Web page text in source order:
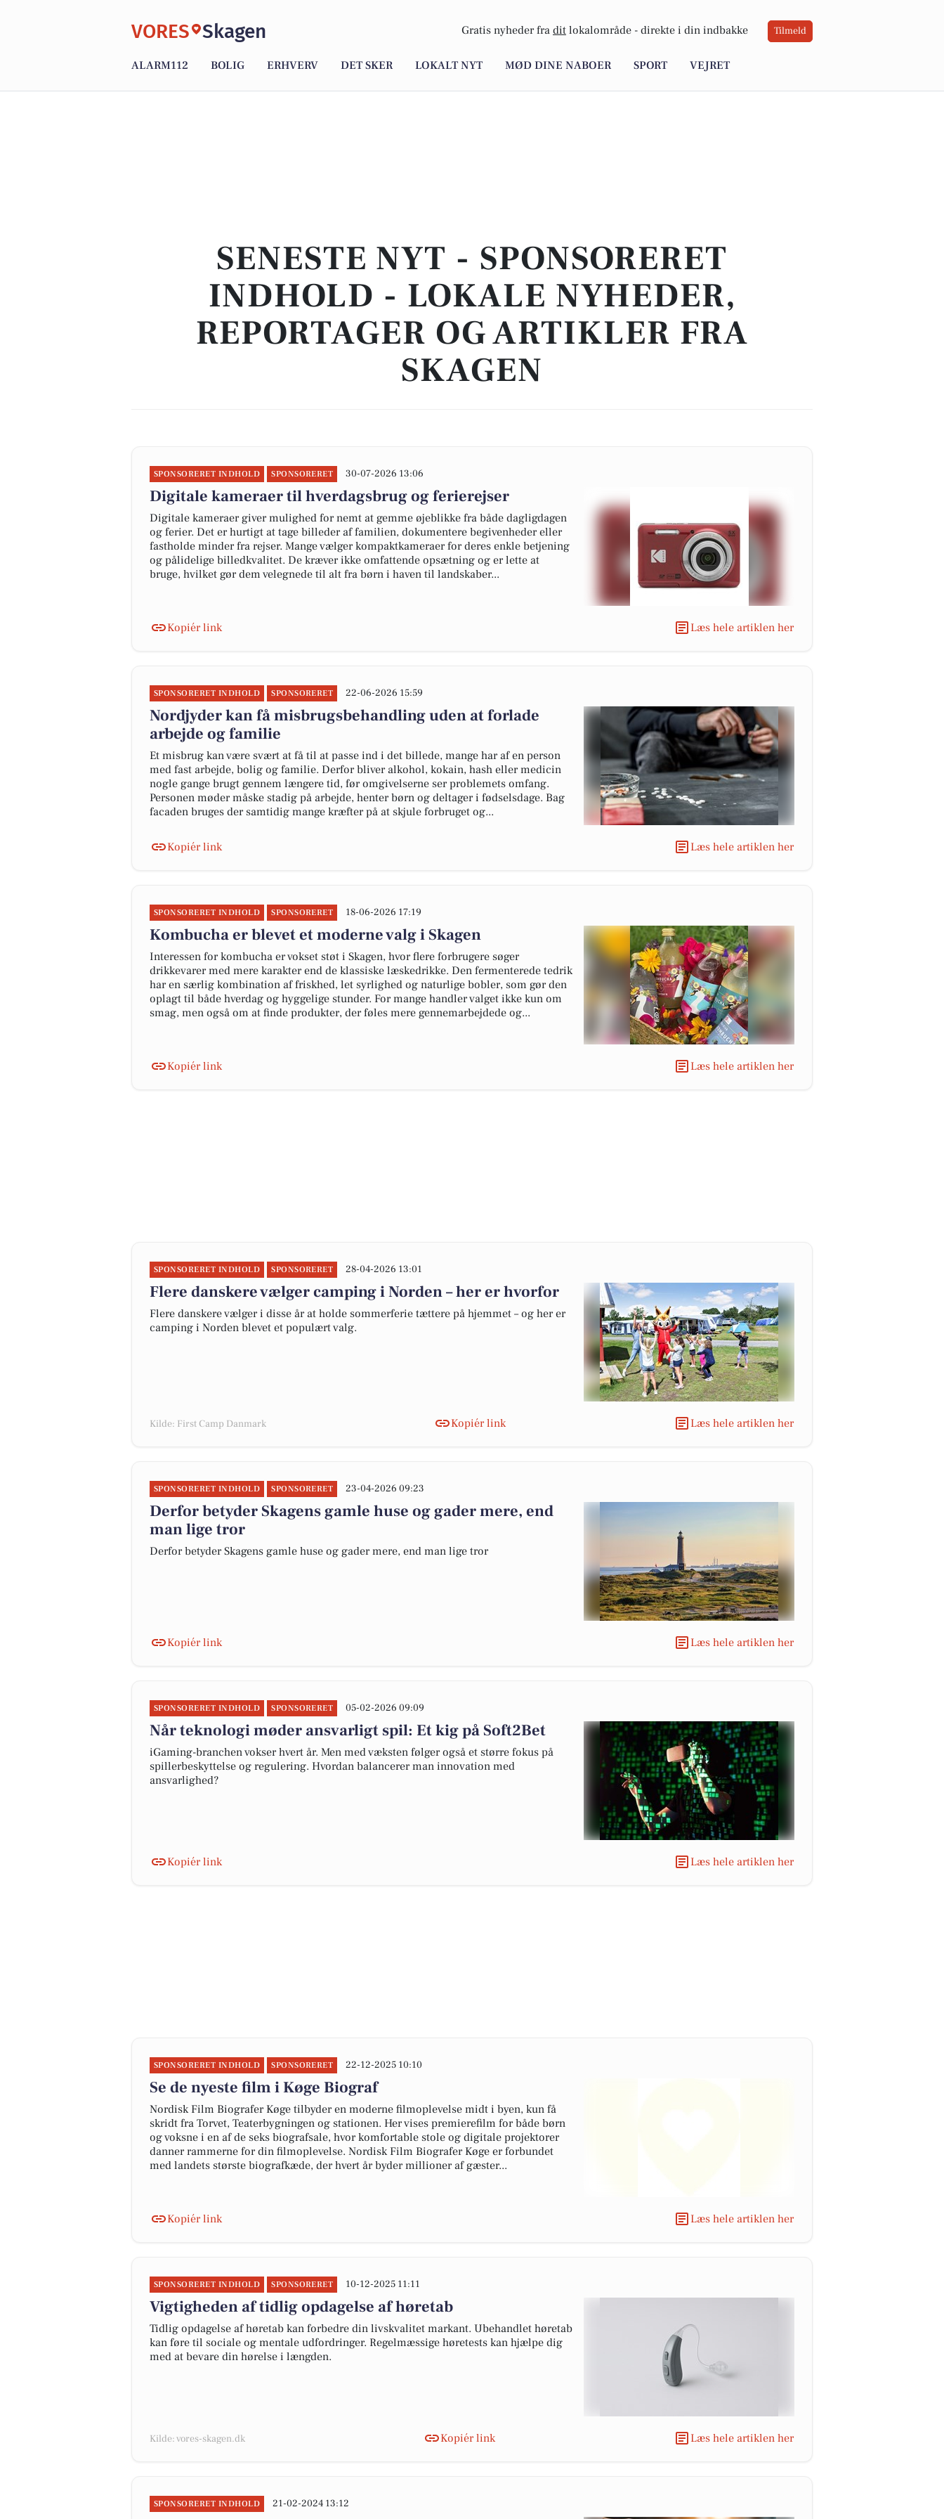
VORES Skagen Gratis nyheder fra dit lokalområde - direkte i din indbakke Tilmeld
ALARM112 BOLIG ERHVERV DET SKER LOKALT NYT MØD DINE NABOER SPORT VEJRET
SENESTE NYT - SPONSORERET
INDHOLD - LOKALE NYHEDER,
REPORTAGER OG ARTIKLER FRA
SKAGEN
SPONSORERET INDHOLD SPONSORERET 30-07-2026 13:06
Digitale kameraer til hverdagsbrug og ferierejser
Digitale kameraer giver mulighed for nemt at gemme øjeblikke fra både dagligdagen
og ferier. Det er hurtigt at tage billeder af familien, dokumentere begivenheder eller
fastholde minder fra rejser. Mange vælger kompaktkameraer for deres enkle betjening
og pålidelige billedkvalitet. De kræver ikke omfattende opsætning og er lette at
bruge, hvilket gør dem velegnede til alt fra børn i haven til landskaber...
Kopiér link Læs hele artiklen her
SPONSORERET INDHOLD SPONSORERET 22-06-2026 15:59
Nordjyder kan få misbrugsbehandling uden at forlade
arbejde og familie
Et misbrug kan være svært at få til at passe ind i det billede, mange har af en person
med fast arbejde, bolig og familie. Derfor bliver alkohol, kokain, hash eller medicin
nogle gange brugt gennem længere tid, før omgivelserne ser problemets omfang.
Personen møder måske stadig på arbejde, henter børn og deltager i fødselsdage. Bag
facaden bruges der samtidig mange kræfter på at skjule forbruget og...
Kopiér link Læs hele artiklen her
SPONSORERET INDHOLD SPONSORERET 18-06-2026 17:19
Kombucha er blevet et moderne valg i Skagen
Interessen for kombucha er vokset støt i Skagen, hvor flere forbrugere søger
drikkevarer med mere karakter end de klassiske læskedrikke. Den fermenterede tedrik
har en særlig kombination af friskhed, let syrlighed og naturlige bobler, som gør den
oplagt til både hverdag og hyggelige stunder. For mange handler valget ikke kun om
smag, men også om at finde produkter, der føles mere gennemarbejdede og...
Kopiér link Læs hele artiklen her
SPONSORERET INDHOLD SPONSORERET 28-04-2026 13:01
Flere danskere vælger camping i Norden – her er hvorfor
Flere danskere vælger i disse år at holde sommerferie tættere på hjemmet – og her er
camping i Norden blevet et populært valg.
Kilde: First Camp Danmark Kopiér link Læs hele artiklen her
SPONSORERET INDHOLD SPONSORERET 23-04-2026 09:23
Derfor betyder Skagens gamle huse og gader mere, end
man lige tror
Derfor betyder Skagens gamle huse og gader mere, end man lige tror
Kopiér link Læs hele artiklen her
SPONSORERET INDHOLD SPONSORERET 05-02-2026 09:09
Når teknologi møder ansvarligt spil: Et kig på Soft2Bet
iGaming-branchen vokser hvert år. Men med væksten følger også et større fokus på
spillerbeskyttelse og regulering. Hvordan balancerer man innovation med
ansvarlighed?
Kopiér link Læs hele artiklen her
SPONSORERET INDHOLD SPONSORERET 22-12-2025 10:10
Se de nyeste film i Køge Biograf
Nordisk Film Biografer Køge tilbyder en moderne filmoplevelse midt i byen, kun få
skridt fra Torvet, Teaterbygningen og stationen. Her vises premierefilm for både børn
og voksne i en af de seks biografsale, hvor komfortable stole og digitale projektorer
danner rammerne for din filmoplevelse. Nordisk Film Biografer Køge er forbundet
med landets største biografkæde, der hvert år byder millioner af gæster...
Kopiér link Læs hele artiklen her
SPONSORERET INDHOLD SPONSORERET 10-12-2025 11:11
Vigtigheden af tidlig opdagelse af høretab
Tidlig opdagelse af høretab kan forbedre din livskvalitet markant. Ubehandlet høretab
kan føre til sociale og mentale udfordringer. Regelmæssige høretests kan hjælpe dig
med at bevare din hørelse i længden.
Kilde: vores-skagen.dk Kopiér link Læs hele artiklen her
SPONSORERET INDHOLD 21-02-2024 13:12